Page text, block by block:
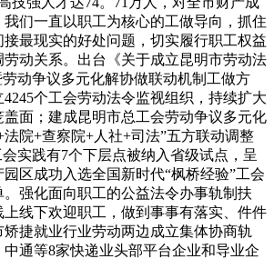
们一直以职工为核心的工做导向，抓住
最现实的好处问题，切实履行职工权益
动关系。出台《关于成立昆明市劳动法
动争议多元化解协做联动机制工做方
个工会劳动法令监视组织，持续扩大
面；建成昆明市总工会劳动争议多元化
院+查察院+人社+司法”五方联动调整
实践有7个下层点被纳入省级试点，呈
区成功入选全国新时代“枫桥经验”工会
强化面向职工的公益法令办事轨制扶
线下欢迎职工，做到事事有落实、件件
捷就业行业劳动两边成立集体协商轨
通等8家快递业头部平台企业和导业企